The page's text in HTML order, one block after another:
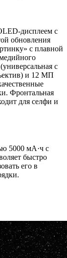
дисплеем с
обновления
с плавной
с
и 12 МП
Фронтальная
для селфи и
5000 мА·ч с
быстро
его в